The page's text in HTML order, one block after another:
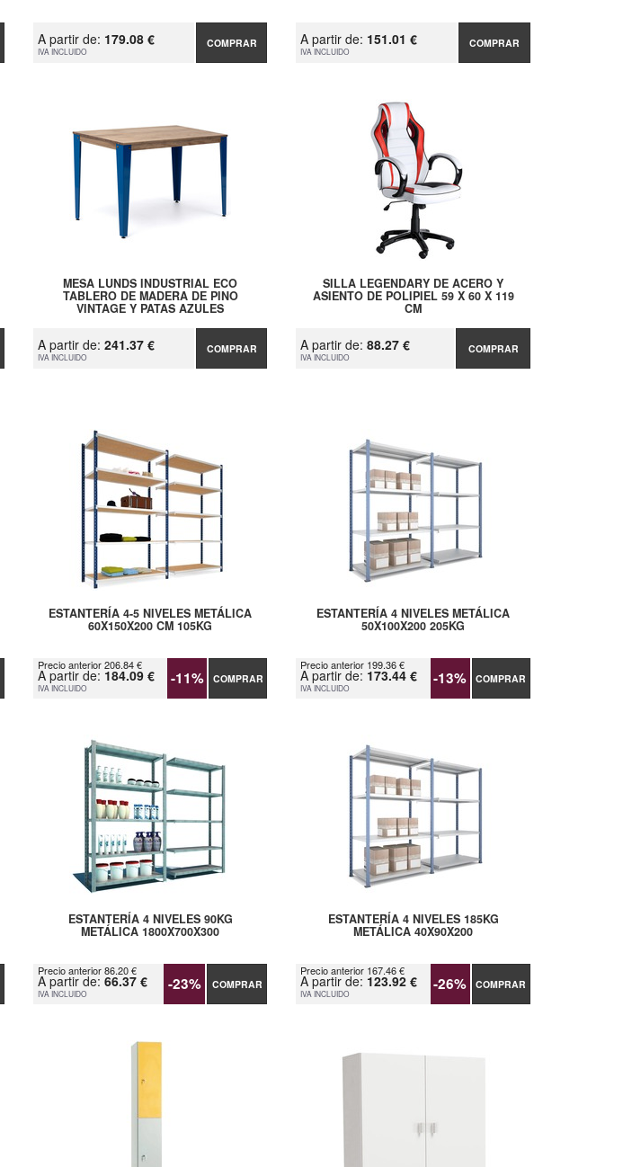
A partir de: 179.08 €
IVA INCLUIDO
COMPRAR A partir de: 151.01 €
IVA INCLUIDO
COMPRAR
MESA LUNDS INDUSTRIAL ECO
TABLERO DE MADERA DE PINO
VINTAGE Y PATAS AZULES
A partir de: 241.37 €
IVA INCLUIDO
COMPRAR
SILLA LEGENDARY DE ACERO Y
ASIENTO DE POLIPIEL 59 X 60 X 119
CM
A partir de:88.27 €
IVA INCLUIDO
COMPRAR
ESTANTERÍA 4-5 NIVELES METÁLICA
60X150X200 CM 105KG
Precio anterior 206.84 €
A partir de: 184.09 €
IVA INCLUIDO -11% COMPRAR
ESTANTERÍA 4 NIVELES METÁLICA
50X100X200 205KG
Precio anterior 199.36 €
A partir de: 173.44 €
IVA INCLUIDO -13% COMPRAR
ESTANTERÍA 4 NIVELES 90KG
METÁLICA 1800X700X300
Precio anterior 86.20 €
A partir de: 66.37 €
IVA INCLUIDO -23% COMPRAR
ESTANTERÍA 4 NIVELES 185KG
METÁLICA 40X90X200
Precio anterior 167.46 €
A partir de: 123.92 €
IVA INCLUIDO -26% COMPRAR